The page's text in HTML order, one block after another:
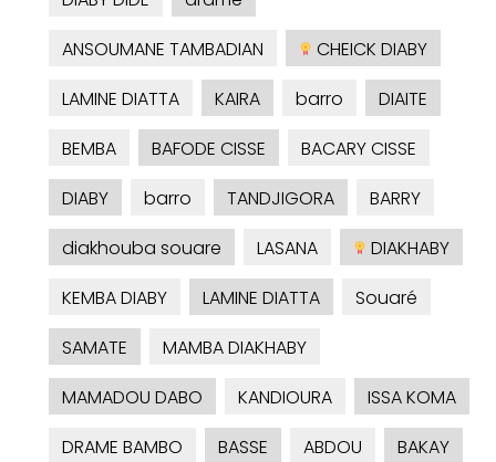
ANSOUMANE TAMBADIAN
CHEICK DIABY
LAMINE DIATTA
KAIRA barro
DIAITE
BEMBA
BAFODE CISSE
BACARY CISSE
DIABY
barro TANDJIGORA
BARRY
diakhouba souare
LASANA
DIAKHABY
KEMBA DIABY
LAMINE DIATTA
Souaré
SAMATE
MAMBA DIAKHABY
MAMADOU DABO
KANDIOURA
ISSA KOMA
DRAME BAMBO
BASSE ABDOU
BAKAY